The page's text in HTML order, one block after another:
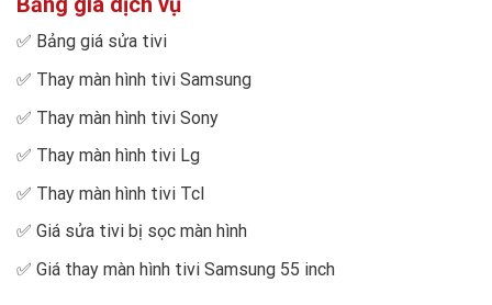
✅ Bảng giá sửa tivi
✅ Thay màn hình tivi Samsung
✅ Thay màn hình tivi Sony
✅ Thay màn hình tivi Lg
✅ Thay màn hình tivi Tcl
✅ Giá sửa tivi bị sọc màn hình
✅ Giá thay màn hình tivi Samsung 55 inch